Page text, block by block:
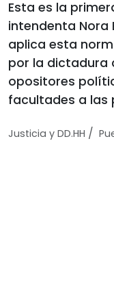
Esta es la
intendenta Nora
aplica esta
por la dictadura
opositores
facultades a las
Justicia y DD.HH /